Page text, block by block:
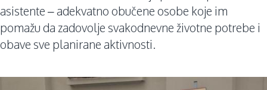
Lične priče
Saradnja sa medijima
asistente – adekvatno obučene osobe koje im
pomažu da zadovolje svakodnevne životne potrebe i
obave sve planirane aktivnosti.